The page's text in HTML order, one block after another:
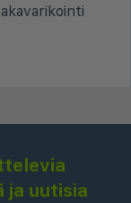
ja uutisia